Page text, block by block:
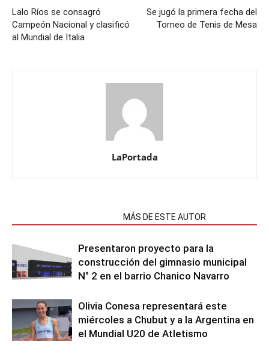
Lalo Ríos se consagró
Campeón Nacional y clasificó
al Mundial de Italia
Se jugó la primera fecha del
Torneo de Tenis de Mesa
LaPortada
MÁS DE ESTE AUTOR
Presentaron proyecto para la
construcción del gimnasio municipal
N° 2 en el barrio Chanico Navarro
Olivia Conesa representará este
miércoles a Chubut y a la Argentina en
el Mundial U20 de Atletismo